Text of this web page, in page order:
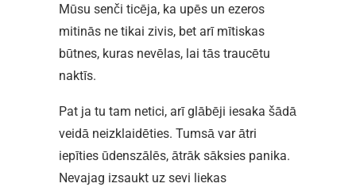
Mūsu senči ticēja, ka upēs un ezeros
mitinās ne tikai zivis, bet arī mītiskas
būtnes, kuras nevēlas, lai tās traucētu
naktīs.
Pat ja tu tam netici, arī glābēji iesaka šādā
veidā neizklaidēties. Tumsā var ātri
iepīties ūdenszālēs, ātrāk sāksies panika.
Nevajag izsaukt uz sevi liekas